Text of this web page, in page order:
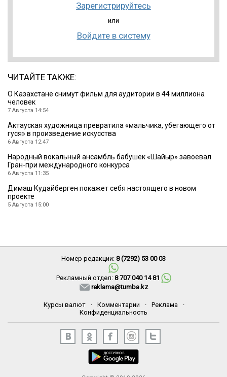
Зарегистрируйтесь
или
Войдите в систему
ЧИТАЙТЕ ТАКЖЕ:
О Казахстане снимут фильм для аудитории в 44 миллиона
человек
7 Августа 14:54
Актауская художница превратила «мальчика, убегающего от
гуся» в произведение искусства
6 Августа 12:47
Народный вокальный ансамбль бабушек «Шайыр» завоевал
Гран-при международного конкурса
6 Августа 11:35
Димаш Кудайберген покажет себя настоящего в новом
проекте
5 Августа 15:00
Номер редакции: 8 (7292) 53 00 03
Рекламный отдел: 8 707 040 14 81
reklama@tumba.kz
Курсы валют · Комментарии · Реклама
·
Конфиденциальность